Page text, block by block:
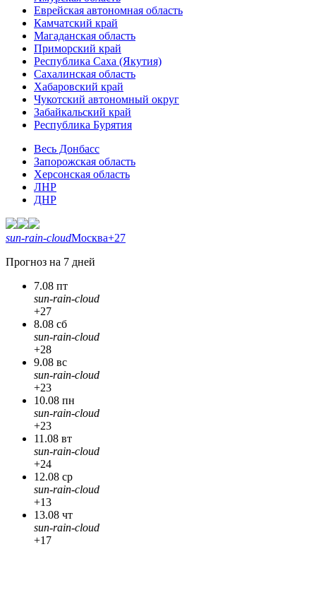
Еврейская автономная область
Камчатский край
Магаданская область
Приморский край
Республика Саха (Якутия)
Сахалинская область
Хабаровский край
Чукотский автономный округ
Забайкальский край
Республика Бурятия
Весь Донбасс
Запорожская область
Херсонская область
ЛНР
ДНР
sun-rain-cloudМосква+27
Прогноз на 7 дней
7.08 пт
sun-rain-cloud
+27
8.08 сб
sun-rain-cloud
+28
9.08 вс
sun-rain-cloud
+23
10.08 пн
sun-rain-cloud
+23
11.08 вт
sun-rain-cloud
+24
12.08 ср
sun-rain-cloud
+13
13.08 чт
sun-rain-cloud
+17